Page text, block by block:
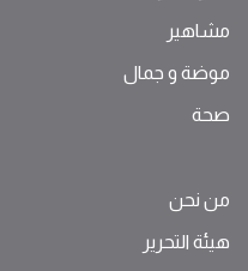
مشاهير
موضة ‫و‬ ‫‬‫جمال‬
صحة
من نحن
هيئة التحرير